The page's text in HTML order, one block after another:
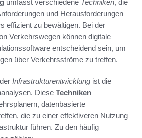
umfasst verschiedene Techniken, die
und Herausforderungen
effizient zu bewältigen. Bei der
Verkehrswegen können digitale
entscheidend sein, um
über Verkehrsströme zu treffen.
Infrastrukturentwicklung ist die
Diese Techniken
datenbasierte
die zu einer effektiveren Nutzung
führen. Zu den häufig